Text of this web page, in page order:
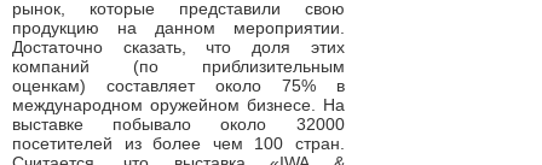
рынок, которые представили свою
продукцию на данном мероприятии.
Достаточно сказать, что доля этих
компаний (по приблизительным
оценкам) составляет около 75% в
международном оружейном бизнесе. На
выставке побывало около 32000
посетителей из более чем 100 стран.